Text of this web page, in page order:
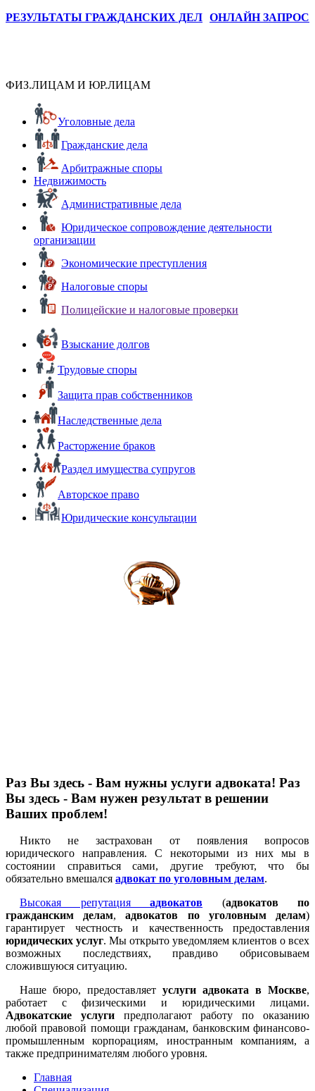
РЕЗУЛЬТАТЫ ГРАЖДАНСКИХ ДЕЛ ОНЛАЙН ЗАПРОС
ФИЗ.ЛИЦАМ И ЮР.ЛИЦАМ
Уголовные дела
Гражданские дела
Арбитражные споры
Недвижимость
Административные дела
Юридическое сопровождение деятельности
организации
Экономические преступления
Налоговые споры
Полицейские и налоговые проверки
Взыскание долгов
Трудовые споры
Защита прав собственников
Наследственные дела
Расторжение браков
Раздел имущества супругов
Авторское право
Юридические консультации
Раз Вы здесь - Вам нужны услуги адвоката! Раз
Вы здесь - Вам нужен результат в решении
Ваших проблем!
Никто не застрахован от появления вопросов
юридического направления. С некоторыми из них мы в
состоянии справиться сами, другие требуют, что бы
обязательно вмешался адвокат по уголовным делам.
Высокая репутация адвокатов (адвокатов по
гражданским делам,адвокатов по уголовным делам)
гарантирует честность и качественность предоставления
юридических услуг. Мы открыто уведомляем клиентов о всех
возможных последствиях, правдиво обрисовываем
сложившуюся ситуацию.
Наше бюро, предоставляет услуги адвоката в Москве,
работает с физическими и юридическими лицами.
Адвокатские услугипредполагают работу по оказанию
любой правовой помощи гражданам, банковским финансово-
промышленным корпорациям, иностранным компаниям, а
также предпринимателям любого уровня.
Главная